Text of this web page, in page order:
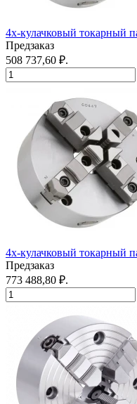
4х-кулачковый токарный
Предзаказ
508 737,60 ₽.
4х-кулачковый токарный
Предзаказ
773 488,80 ₽.